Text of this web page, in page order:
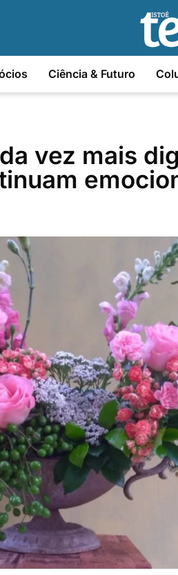
Ciência & Futuro
vez mais